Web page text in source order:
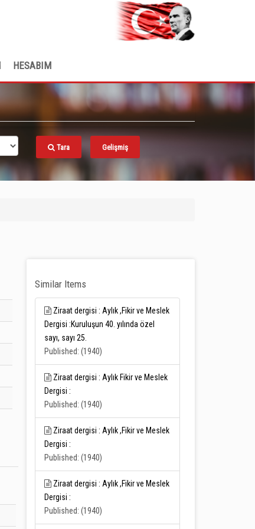
HESABIM
Tara Gelişmiş
Similar Items
Ziraat dergisi : Aylık ,Fikir ve Meslek
Dergisi :Kuruluşun 40. yılında özel
sayı, sayı 25.
Published: (1940)
Ziraat dergisi : Aylık Fikir ve Meslek
Dergisi :
Published: (1940)
Ziraat dergisi : Aylık ,Fikir ve Meslek
Dergisi :
Published: (1940)
Ziraat dergisi : Aylık ,Fikir ve Meslek
Dergisi :
Published: (1940)